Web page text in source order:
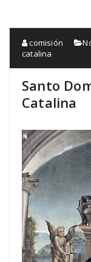
comisión
catalina
Santo
Catalina